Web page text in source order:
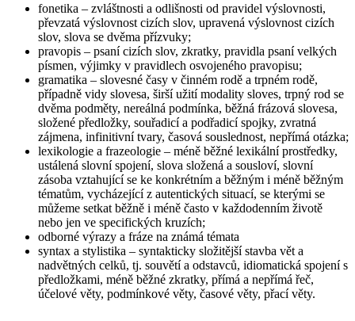
fonetika – zvláštnosti a odlišnosti od pravidel výslovnosti,
převzatá výslovnost cizích slov, upravená výslovnost cizích
slov, slova se dvěma přízvuky;
pravopis – psaní cizích slov, zkratky, pravidla psaní velkých
písmen, výjimky v pravidlech osvojeného pravopisu;
gramatika – slovesné časy v činném rodě a trpném rodě,
případně vidy slovesa, širší užití modality sloves, trpný rod se
dvěma podměty, nereálná podmínka, běžná frázová slovesa,
složené předložky, souřadicí a podřadicí spojky, zvratná
zájmena, infinitivní tvary, časová souslednost, nepřímá otázka;
lexikologie a frazeologie – méně běžné lexikální prostředky,
ustálená slovní spojení, slova složená a sousloví, slovní
zásoba vztahující se ke konkrétním a běžným i méně běžným
tématům, vycházející z autentických situací, se kterými se
můžeme setkat běžně i méně často v každodenním životě
nebo jen ve specifických kruzích;
odborné výrazy a fráze na známá témata
syntax a stylistika – syntakticky složitější stavba vět a
nadvětných celků, tj. souvětí a odstavců, idiomatická spojení s
předložkami, méně běžné zkratky, přímá a nepřímá řeč,
účelové věty, podmínkové věty, časové věty, přací věty.